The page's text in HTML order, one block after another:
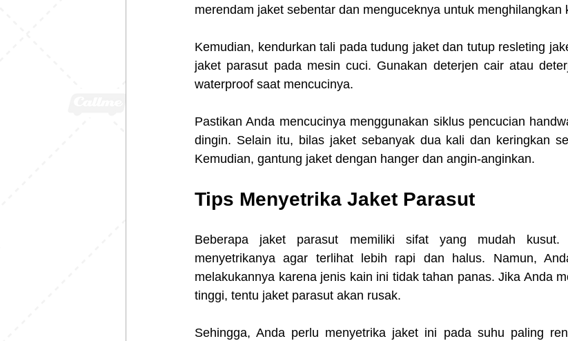
merendam jaket sebentar dan menguceknya untuk menghilangkan
Kemudian, kendurkan tali pada tudung jaket dan tutup resleting
jaket parasut pada mesin cuci. Gunakan deterjen cair atau
waterproof saat mencucinya.
Pastikan Anda mencucinya menggunakan siklus pencucian
dingin. Selain itu, bilas jaket sebanyak dua kali dan keringkan
Kemudian, gantung jaket dengan hanger dan angin-anginkan.
Tips Menyetrika Jaket Parasut
Beberapa jaket parasut memiliki sifat yang mudah kusut.
menyetrikanya agar terlihat lebih rapi dan halus. Namun,
melakukannya karena jenis kain ini tidak tahan panas. Jika Anda
tinggi, tentu jaket parasut akan rusak.
Sehingga, Anda perlu menyetrika jaket ini pada suhu paling